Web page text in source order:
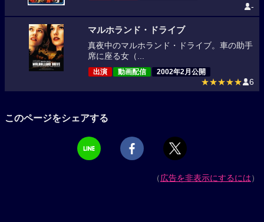
-
マルホランド・ドライブ
真夜中のマルホランド・ドライブ。車の助手
席に座る女（...
出演 動画配信 2002年2月公開
★★★★★ 6
このページをシェアする
（広告を非表示にするには）